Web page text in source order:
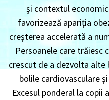
și contextul
favorizează apariția
creșterea accelerată a
Persoanele care trăiesc
crescut de a dezvolta alte
bolile cardiovasculare
Excesul ponderal la